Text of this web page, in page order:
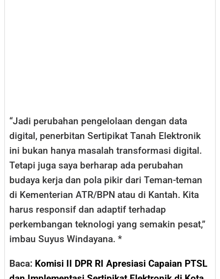
“Jadi perubahan pengelolaan dengan data
digital, penerbitan Sertipikat Tanah Elektronik
ini bukan hanya masalah transformasi digital.
Tetapi juga saya berharap ada perubahan
budaya kerja dan pola pikir dari Teman-teman
di Kementerian ATR/BPN atau di Kantah. Kita
harus responsif dan adaptif terhadap
perkembangan teknologi yang semakin pesat,”
imbau Suyus Windayana. *
Baca: Komisi II DPR RI Apresiasi Capaian PTSL